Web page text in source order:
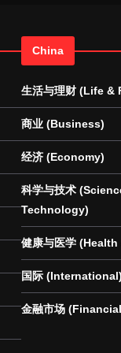
China
生活与理财 (Life &
商业 (Business)
经济 (Economy)
科学与技术
Technology)
健康与医学
国际 (International)
金融市场